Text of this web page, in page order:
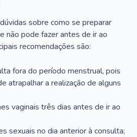
sobre como se preparar
não pode fazer antes de ir ao
recomendações são:
fora do período menstrual, pois
atrapalhar a realização de alguns
vaginais três dias antes de ir ao
sexuais no dia anterior à consulta;